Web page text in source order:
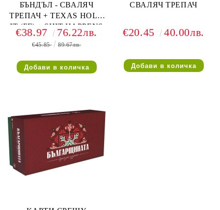
БЪНДЪЛ - СВАЛЯЧ
ТРЕПАЧ + TEXAS HOLD
IT (БГ) + SHIT HAPPENS
(БГ)
€38.97 76.22лв.
€45.85 89.67лв.
СВАЛЯЧ ТРЕПАЧ
€20.45 40.00лв.